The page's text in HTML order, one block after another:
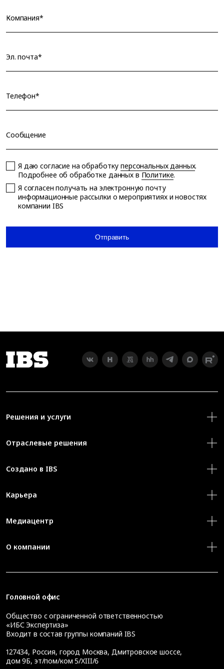
Компания*
Эл. почта*
Телефон*
Сообщение
Я даю согласие на обработкуперсональных данных.
Подробнее об обработке данных в Политике.
Я согласен получать на электронную почту
информационные рассылки о мероприятиях и новостях
компании IBS
Отправить
Решения и услуги
Отраслевые решения
Создано в IBS
Карьера
Медиацентр
О компании
Головной офис
Общество с ограниченной ответственностью
«ИБС Экспертиза»
Входит в состав группы компаний IBS
127434, Россия, город Москва, Дмитровское шоссе,
дом 9Б, эт/пом/ком 5/XIII/6